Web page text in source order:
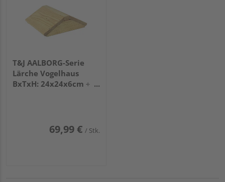
T&J AALBORG-Serie
Lärche Vogelhaus
BxTxH: 24x24x6cm +
69,99 € / Stk.